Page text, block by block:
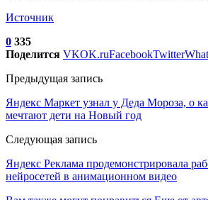
Источник
0 335
Поделится VKOK.ruFacebookTwitter
Предыдущая запись
Яндекс Маркет узнал у Деда Мороза, о
мечтают дети на Новый год
Следующая запись
Яндекс Реклама продемонстрировала
нейросетей в анимационном видео